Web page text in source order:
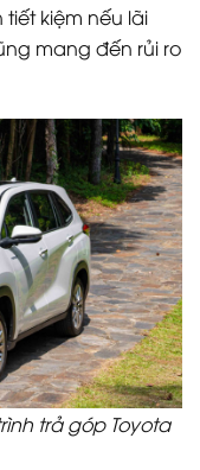
kiệm nếu lãi
mang đến rủi ro
trả góp Toyota